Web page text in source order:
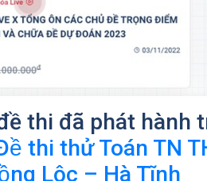
thi đã phát hành
thi thử Toán TN
Lộc – Hà Tĩnh